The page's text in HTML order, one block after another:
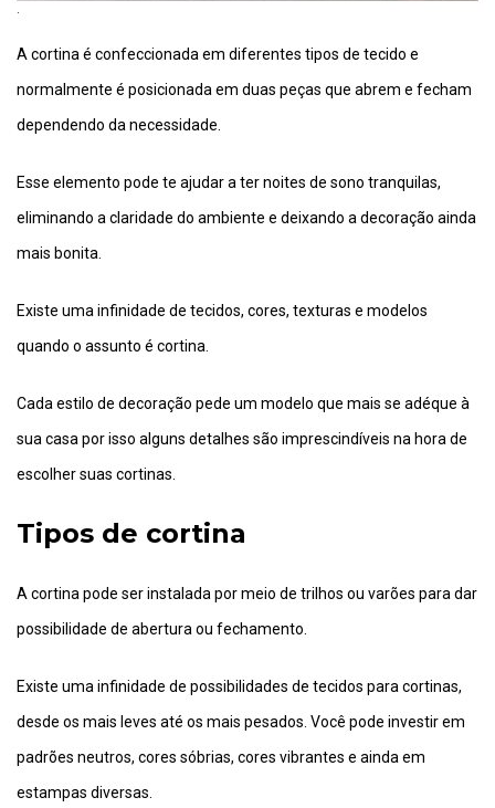
.
A cortina é confeccionada em diferentes tipos de tecido e
normalmente é posicionada em duas peças que abrem e fecham
dependendo da necessidade.
Esse elemento pode te ajudar a ter noites de sono tranquilas,
eliminando a claridade do ambiente e deixando a decoração ainda
mais bonita.
Existe uma infinidade de tecidos, cores, texturas e modelos
quando o assunto é cortina.
Cada estilo de decoração pede um modelo que mais se adéque à
sua casa por isso alguns detalhes são imprescindíveis na hora de
escolher suas cortinas.
Tipos de cortina
A cortina pode ser instalada por meio de trilhos ou varões para dar
possibilidade de abertura ou fechamento.
Existe uma infinidade de possibilidades de tecidos para cortinas,
desde os mais leves até os mais pesados. Você pode investir em
padrões neutros, cores sóbrias, cores vibrantes e ainda em
estampas diversas.